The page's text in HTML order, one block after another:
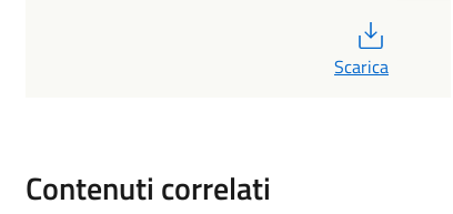
Scarica
Contenuti correlati